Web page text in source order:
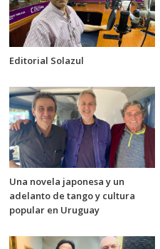
Editorial Solazul
Una novela japonesa y un
adelanto de tango y cultura
popular en Uruguay